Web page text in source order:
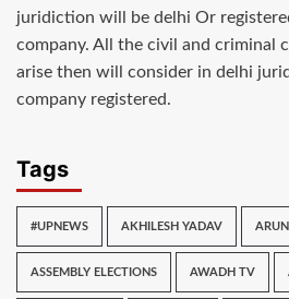
juridiction will be delhi Or
company. All the civil and criminal
arise then will consider in delhi
company registered.
Tags
#UPNEWS AKHILESH YADAV
ASSEMBLY ELECTIONS AWADH TV